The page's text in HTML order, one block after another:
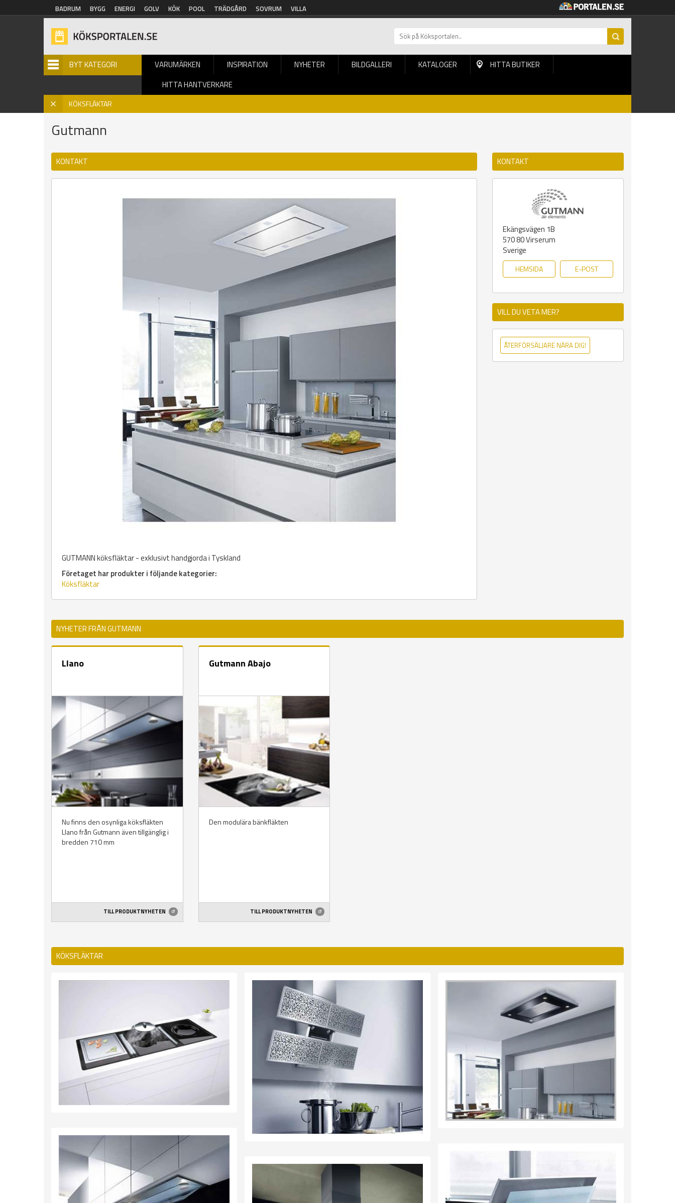
Hoppa till huvudinnehåll
BADRUM BYGG ENERGI GOLV KÖK POOL TRÄDGÅRD SOVRUM VILLA
BYT KATEGORI VARUMÄRKEN INSPIRATION NYHETER BILDGALLERI KATALOGER
HITTA BUTIKER
HITTA HANTVERKARE
KÖKSFLÄKTAR
Hem »Köksfläktar»Varumärke
Gutmann
KONTAKT
GUTMANN köksfläktar - exklusivt handgjorda i Tyskland
Företaget har produkter i följande kategorier:
Köksfläktar
KONTAKT
Ekängsvägen 1B
570 80Virserum
Sverige
HEMSIDA E-POST
VILL DU VETA MER?
ÅTERFÖRSÄLJARE NÄRA DIG!
NYHETER FRÅN GUTMANN
Llano
Nu finns den osynliga köksfläkten
Llano från Gutmann även tillgänglig i
bredden 710 mm
TILL PRODUKTNYHETEN
Gutmann Abajo
Den modulära bänkfläkten
TILL PRODUKTNYHETEN
KÖKSFLÄKTAR